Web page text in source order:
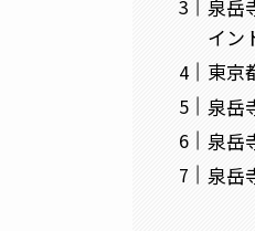
泉岳
イン
東京
泉岳
泉岳
泉岳